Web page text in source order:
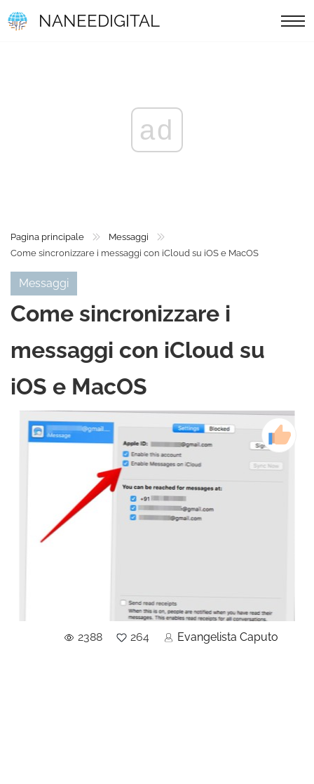
NANEEDIGITAL
ad
Pagina principale
Messaggi
Come sincronizzare i messaggi con iCloud su iOS e MacOS
Messaggi
Come sincronizzare i
messaggi con iCloud su
iOS e MacOS
2388 264 Evangelista Caputo